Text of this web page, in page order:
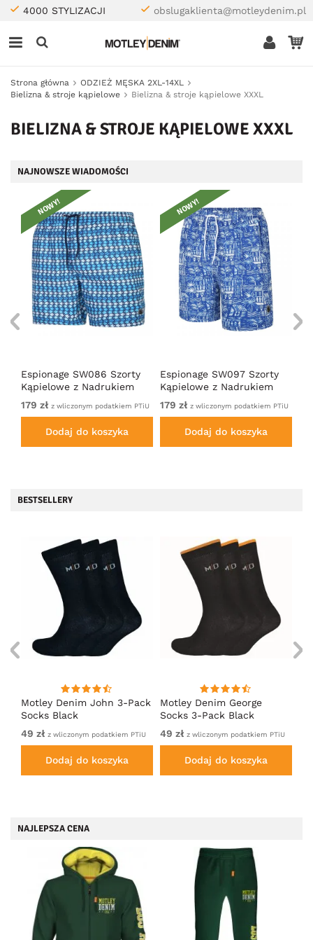
4000 STYLIZACJI obslugaklienta@motleydenim.pl
Strona główna
ODZIEŻ MĘSKA 2XL-14XL
Bielizna & stroje kąpielowe
Bielizna & stroje kąpielowe XXXL
BIELIZNA & STROJE KĄPIELOWE XXXL
NAJNOWSZE WIADOMOŚCI
Espionage SW086 Szorty
Kąpielowe z Nadrukiem
Ryb Niebieski
NOWY!
179 zł z wliczonym podatkiem PTiU
Dodaj do koszyka
Espionage SW097 Szorty
Kąpielowe z Nadrukiem
Hawajskim Kobaltowy/Biały
NOWY!
179 zł z wliczonym podatkiem PTiU
Dodaj do koszyka
BESTSELLERY
Motley Denim John 3-Pack
Socks Black
49 zł z wliczonym podatkiem PTiU
Dodaj do koszyka
Motley Denim George
Socks 3-Pack Black
49 zł z wliczonym podatkiem PTiU
Dodaj do koszyka
NAJLEPSZA CENA